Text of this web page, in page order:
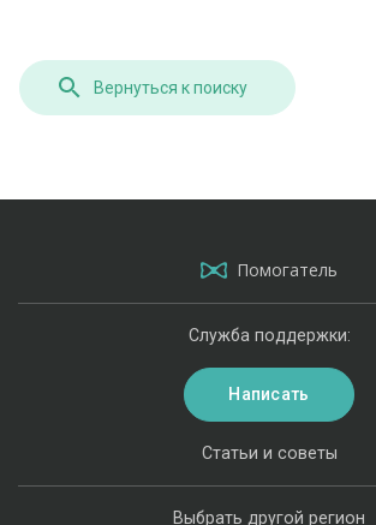
Вернуться к поиску
Помогатель
Выбрать другой регион
Статьи и советы
Служба поддержки:
Написать